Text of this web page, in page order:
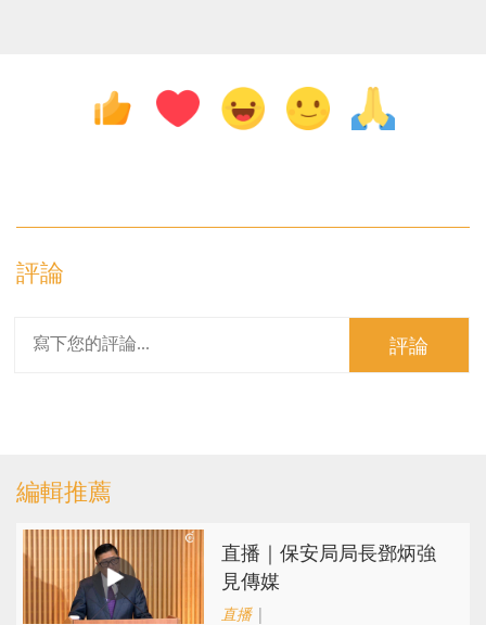
評論
評論
編輯推薦
直播｜保安局局長鄧炳強
見傳媒
直播|